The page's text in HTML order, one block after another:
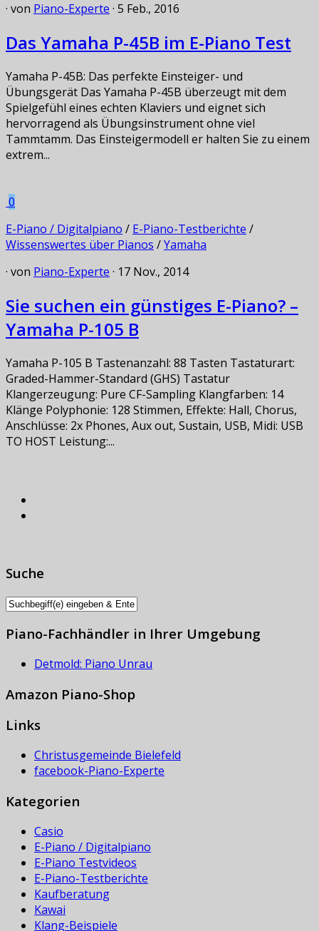
· von Piano-Experte · 5 Feb., 2016
Das Yamaha P-45B im E-Piano Test
Yamaha P-45B: Das perfekte Einsteiger- und
Übungsgerät Das Yamaha P-45B überzeugt mit dem
Spielgefühl eines echten Klaviers und eignet sich
hervorragend als Übungsinstrument ohne viel
Tammtamm. Das Einsteigermodell er halten Sie zu einem
extrem...
0
E-Piano / Digitalpiano / E-Piano-Testberichte /
Wissenswertes über Pianos /Yamaha
· von Piano-Experte · 17 Nov., 2014
Sie suchen ein günstiges E-Piano? –
Yamaha P-105 B
Yamaha P-105 B Tastenanzahl: 88 Tasten Tastaturart:
Graded-Hammer-Standard (GHS) Tastatur
Klangerzeugung: Pure CF-Sampling Klangfarben: 14
Klänge Polyphonie: 128 Stimmen, Effekte: Hall, Chorus,
Anschlüsse: 2x Phones, Aux out, Sustain, USB, Midi: USB
TO HOST Leistung:...
Suche
Piano-Fachhändler in Ihrer Umgebung
Detmold: Piano Unrau
Amazon Piano-Shop
Links
Christusgemeinde Bielefeld
facebook-Piano-Experte
Kategorien
Casio
E-Piano / Digitalpiano
E-Piano Testvideos
E-Piano-Testberichte
Kaufberatung
Kawai
Klang-Beispiele